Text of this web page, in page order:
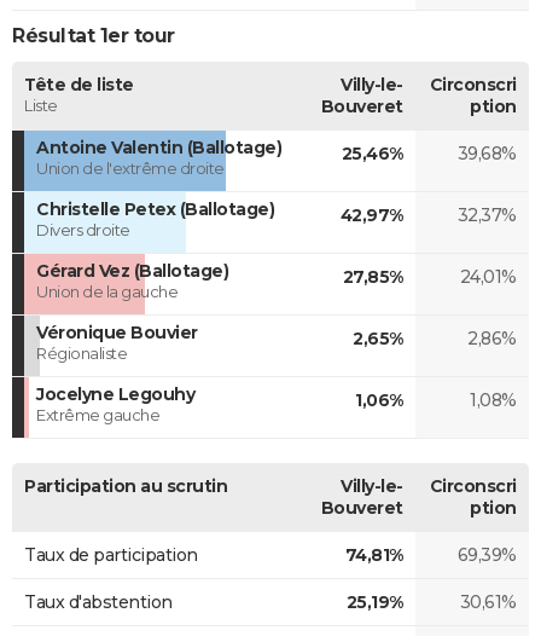
Résultat 1er tour
Tête de liste
Liste
Villy-le-
Bouveret
Circonscri
ption
Antoine Valentin (Ballotage)
Union de l'extrême droite
25,46% 39,68%
Christelle Petex (Ballotage)
Divers droite
42,97% 32,37%
Gérard Vez (Ballotage)
Union de la gauche
27,85% 24,01%
Véronique Bouvier
Régionaliste
2,65% 2,86%
Jocelyne Legouhy
Extrême gauche
1,06% 1,08%
Participation au scrutin
Villy-le-
Bouveret
Circonscri
ption
Taux de participation 74,81% 69,39%
Taux d'abstention 25,19% 30,61%